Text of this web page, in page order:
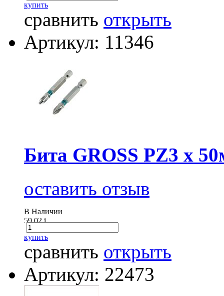
купить
сравнить открыть
Артикул: 11346
Бита GROSS РZ3 х
оставить отзыв
В Наличии
59.02i
купить
сравнить открыть
Артикул: 22473